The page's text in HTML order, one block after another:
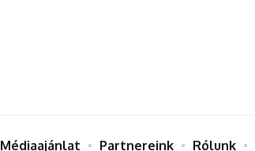
Médiaajánlat Partnereink Rólunk